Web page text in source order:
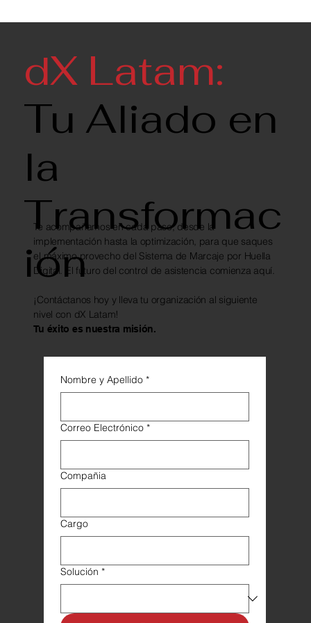
dX Latam:
Tu Aliado en
la
Transformac
ión
Te acompañamos en cada paso, desde la
implementación hasta la optimización, para que saques
el máximo provecho del Sistema de Marcaje por Huella
Digital. El futuro del control de asistencia comienza aquí.
¡Contáctanos hoy y lleva tu organización al siguiente
nivel con dX Latam!
Tu éxito es nuestra misión.
Nombre y Apellido *
Correo Electrónico *
Compañia
Cargo
Solución *